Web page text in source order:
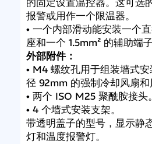
的固定设置温控器。这可选
报警或用作一个限温器。
• 一个内部滑动能安装一个
座和一个 1.5mm² 的辅助端子
外部附件：
• M4 螺纹孔用于组装墙式
径 92mm 的强制冷却风扇和
• 两个 ISO M25 聚酰胺接头。
• 4 个墙式安装支架。
带透明盖子的型号，显示静
灯和温度报警灯。